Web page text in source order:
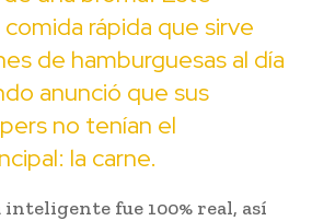
rápida que sirve
de hamburguesas al día
anunció que sus
no tenían el
la carne.
fue 100% real, así